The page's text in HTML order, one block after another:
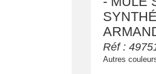
Réf :
Autres